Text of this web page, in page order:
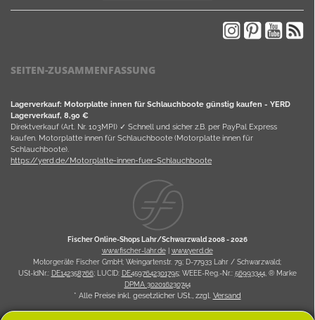
SEITEN-ZUSAMMENFASSUNG
Lagerverkauf: Motorplatte innen für Schlauchboote günstig kaufen - YERD
Lagerverkauf, 8,90 €
Direktverkauf (Art. Nr. 103MPI) ✓ Schnell und sicher z.B. per PayPal Express
kaufen. Motorplatte innen für Schlauchboote (Motorplatte innen für
Schlauchboote).
https://yerd.de/Motorplatte-innen-fuer-Schlauchboote
Fischer Online-Shops Lahr/Schwarzwald 2008 -2026
www.fischer-lahr.de| www.yerd.de
Motorgeräte Fischer GmbH; Weingartenstr. 79; D-77933 Lahr / Schwarzwald;
USt-IdNr.: DE142358766; LUCID: DE4597642301795; WEEE-Reg.-Nr.: 56993344, ® Marke
DPMA 302016230744
* Alle Preise inkl. gesetzlicher USt., zzgl. Versand